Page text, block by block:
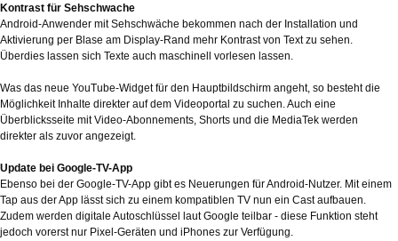
Kontrast für Sehschwache
Android-Anwender mit Sehschwäche bekommen nach der Installation und
Aktivierung per Blase am Display-Rand mehr Kontrast von Text zu sehen.
Überdies lassen sich Texte auch maschinell vorlesen lassen.
Was das neue YouTube-Widget für den Hauptbildschirm angeht, so besteht die
Möglichkeit Inhalte direkter auf dem Videoportal zu suchen. Auch eine
Überblicksseite mit Video-Abonnements, Shorts und die MediaTek werden
direkter als zuvor angezeigt.
Update bei Google-TV-App
Ebenso bei der Google-TV-App gibt es Neuerungen für Android-Nutzer. Mit einem
Tap aus der App lässt sich zu einem kompatiblen TV nun ein Cast aufbauen.
Zudem werden digitale Autoschlüssel laut Google teilbar - diese Funktion steht
jedoch vorerst nur Pixel-Geräten und iPhones zur Verfügung.